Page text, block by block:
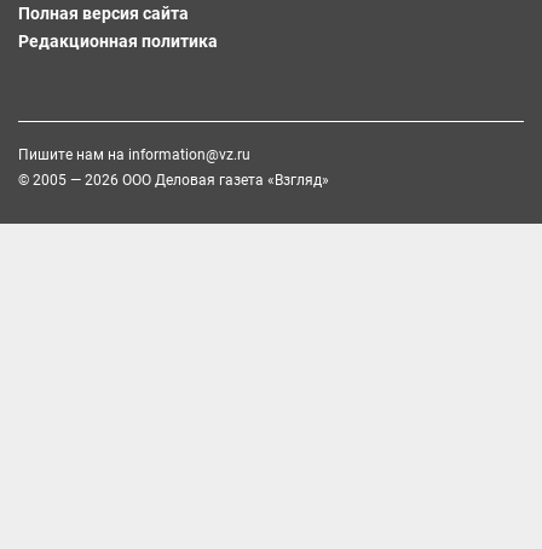
Полная версия сайта
Редакционная политика
Пишите нам на information@vz.ru
© 2005 — 2026 ООО Деловая газета «Взгляд»